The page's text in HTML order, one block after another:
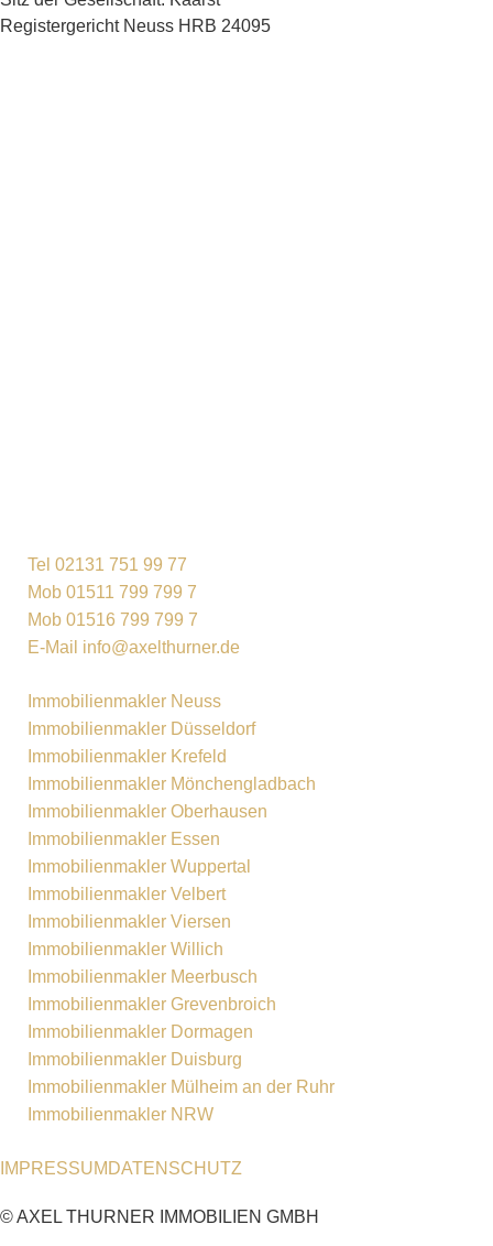
Registergericht Neuss HRB 24095
Tel 02131 751 99 77
Mob 01511 799 799 7
Mob 01516 799 799 7
E-Mail info@axelthurner.de
Immobilienmakler Neuss
Immobilienmakler Düsseldorf
Immobilienmakler Krefeld
Immobilienmakler Mönchengladbach
Immobilienmakler Oberhausen
Immobilienmakler Essen
Immobilienmakler Wuppertal
Immobilienmakler Velbert
Immobilienmakler Viersen
Immobilienmakler Willich
Immobilienmakler Meerbusch
Immobilienmakler Grevenbroich
Immobilienmakler Dormagen
Immobilienmakler Duisburg
Immobilienmakler Mülheim an der Ruhr
Immobilienmakler NRW
IMPRESSUM DATENSCHUTZ
© AXEL THURNER IMMOBILIEN GMBH